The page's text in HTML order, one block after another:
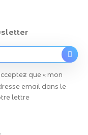
que « mon
email dans le
lettre